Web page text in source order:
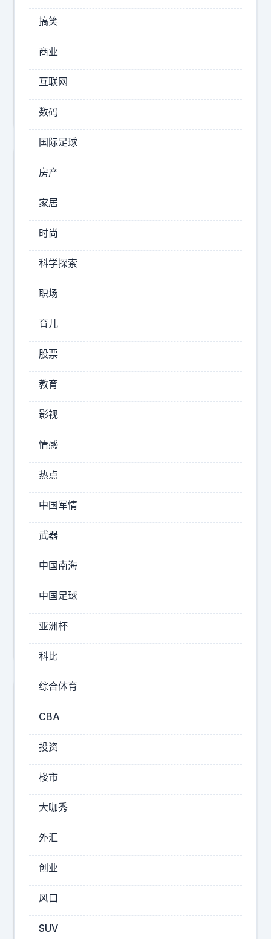
白
玛
雅
人
的
受
标
：
玛
雅
人
？
这
个
什
么
生
物
。
2026-
08-
07
22:20
飞
瑶
共
谈
娱
乐
？
这
是
生
物
。
🌚
是
什
植
物
，
什
搞笑
商业
互联网
数码
国际足球
房产
家居
时尚
科学探索
职场
育儿
股票
教育
影视
情感
热点
中国军情
武器
中国南海
中国足球
亚洲杯
科比
综合体育
CBA
投资
楼市
大咖秀
外汇
创业
风口
SUV